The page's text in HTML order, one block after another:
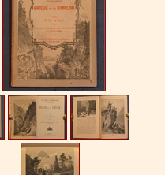
Impressum / Kontakt
Vertrag widerrufen
Ihr Warenkorb